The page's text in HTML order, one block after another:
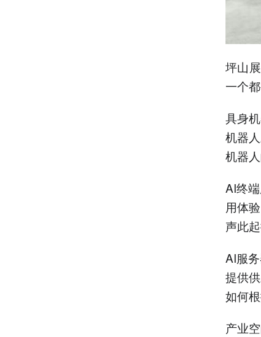
坪山
一个
具身
机器
机器
AI终
用体
声此起
AI服
提供
如何
产业